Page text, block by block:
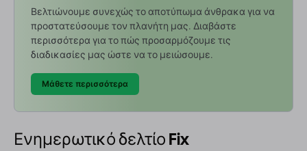
Βελτιώνουμε συνεχώς το αποτύπωμα άνθρακα για να
προστατεύσουμε τον πλανήτη μας. Διαβάστε
περισσότερα για το πώς προσαρμόζουμε τις
διαδικασίες μας ώστε να το μειώσουμε.
Μάθετε περισσότερα
Ενημερωτικό δελτίο Fix